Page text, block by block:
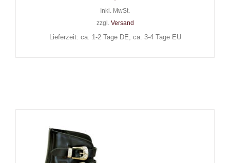
Inkl. MwSt.
zzgl. Versand
Lieferzeit: ca. 1-2 Tage DE, ca. 3-4 Tage EU